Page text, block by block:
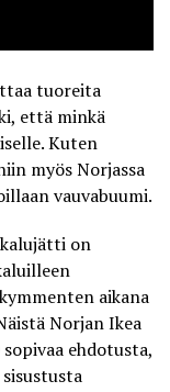
tuoreita
että minkä
Kuten
myös Norjassa
vauvabuumi.
on
aikana
Norjan Ikea
ehdotusta,